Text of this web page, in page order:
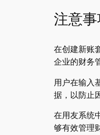
注意
在创建新账
企业的财务
用户在输入
据，以防止
在用友系统
够有效管理